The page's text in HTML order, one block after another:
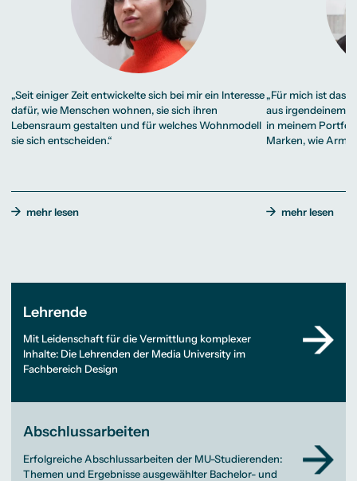
„Seit einiger Zeit entwickelte sich bei mir ein Interesse
dafür, wie Menschen wohnen, sie sich ihren
Lebensraum gestalten und für welches Wohnmodell
sie sich entscheiden.“
mehr lesen
„Für mich ist das
aus irgendeinem
in meinem
Marken, wie
mehr lesen
Lehrende
Mit Leidenschaft für die Vermittlung komplexer
Inhalte: Die Lehrenden der Media University im
Fachbereich Design
Abschlussarbeiten
Erfolgreiche Abschlussarbeiten der MU-Studierenden:
Themen und Ergebnisse ausgewählter Bachelor- und